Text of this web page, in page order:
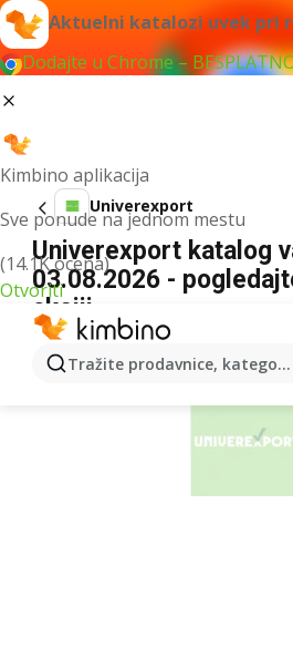
Aktuelni katalozi uvek pri
Dodajte u Chrome –
Kimbino aplikacija
Sve ponude na jednom mestu
(14.1K ocena)
Otvoriti
Tražite prodavnice,
Univerexport
Univerexport katalog
03.08.2026 -
akciji